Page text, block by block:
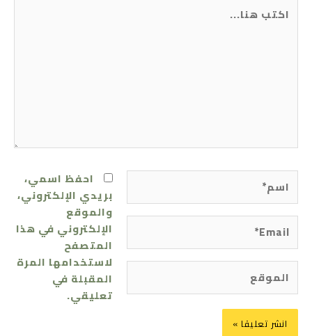
هنا...
اسم*
احفظ اسمي،
بريدي الإلكتروني،
والموقع
الإلكتروني في هذا
المتصفح
لاستخدامها المرة
المقبلة في
تعليقي.